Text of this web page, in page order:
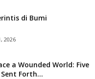
di Bumi
2026
a Wounded World: Five
Forth...